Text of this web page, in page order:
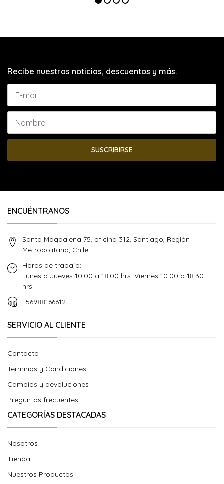
Recibe nuestras noticias, descuentos y más.
SUSCRIBIRSE
ENCUÉNTRANOS
Santa Magdalena 75, oficina 312, Santiago, Región
Metropolitana, Chile
Horas de trabajo:
Lunes a Jueves 10:00 a 18:00 hrs. Viernes 10:00 a 18:30
hrs.
+56988166612
SERVICIO AL CLIENTE
Contacto
Términos y Condiciones
Cambios y devoluciones
Preguntas frecuentes
CATEGORÍAS DESTACADAS
Nosotros
Tienda
Nuestros Productos